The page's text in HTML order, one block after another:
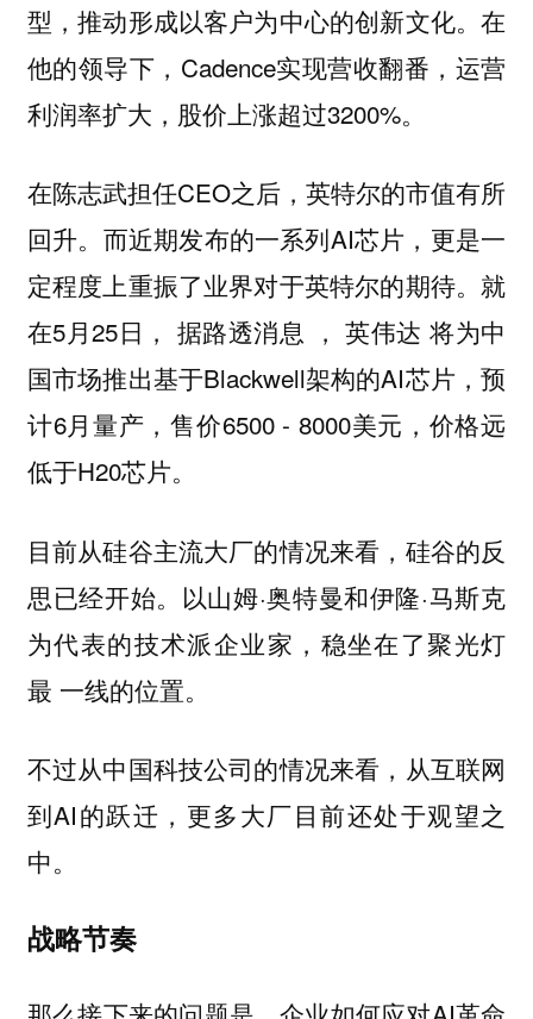
型，推动形成以客户为中心的创新文化。在
他的领导下，Cadence实现营收翻番，运营
利润率扩大，股价上涨超过3200%。
在陈志武担任CEO之后，英特尔的市值有所
回升。而近期发布的一系列AI芯片，更是一
定程度上重振了业界对于英特尔的期待。就
在5月25日， 据路透消息 ， 英伟达 将为中
国市场推出基于Blackwell架构的AI芯片，预
计6月量产，售价6500 - 8000美元，价格远
低于H20芯片。
目前从硅谷主流大厂的情况来看，硅谷的反
思已经开始。以山姆·奥特曼和伊隆·马斯克
为代表的技术派企业家，稳坐在了聚光灯
最 一线的位置。
不过从中国科技公司的情况来看，从互联网
到AI的跃迁，更多大厂目前还处于观望之
中。
战略节奏